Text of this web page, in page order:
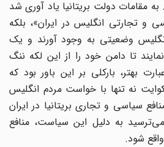
مقامات دولت بریتانیا یاد آوری شد
و تجارتی انگلیس در ایران»، بلکه
وضعیتی به وجود آورند و یک
تا دامن خود را از این لکه ننگ
بهتر، بارکلی بر این باور بود که
نه تنها با خواست مردم انگلیس
سیاسی و تجاری بریتانیا در ایران
به دلیل این سیاست، منافع
شود.